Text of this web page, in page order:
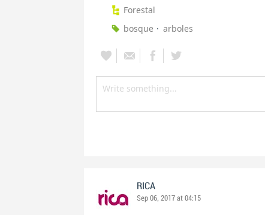
Forestal
bosque
arboles
RICA
Sep 06, 2017 at 04:15